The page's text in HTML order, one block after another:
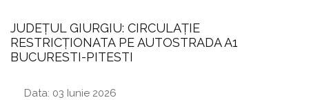
JUDEȚUL GIURGIU: CIRCULAȚIE
RESTRICȚIONATA PE AUTOSTRADA A1
BUCURESTI-PITESTI
Data: 03 Iunie 2026